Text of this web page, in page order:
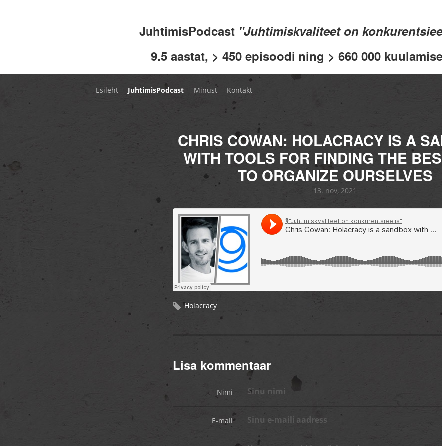
JuhtimisPodcast "Juhtimiskvaliteet on
9.5 aastat, > 450 episoodi ning > 660 000
Esileht JuhtimisPodcast Minust Kontakt
CHRIS COWAN: HOLACRACY IS A
WITH TOOLS FOR FINDING THE
TO ORGANIZE OURSELVES
13. nov, 2021
Holacracy
Lisa kommentaar
Nimi
E-mail